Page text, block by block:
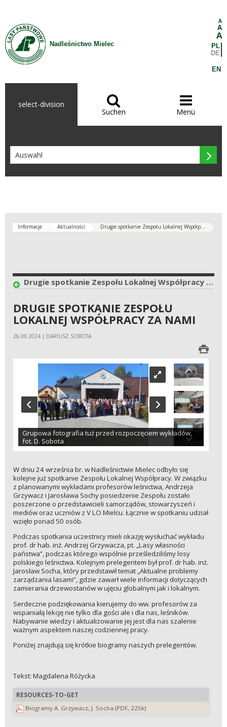
Nadleśnictwo Mielec
A
A
A
PL
DE
EN
select-division 
Suchen

Menü

Informacje Aktualności Drugie spotkanie Zespołu Lokalnej Współp...
Drugie spotkanie Zespołu Lokalnej Współpracy za nami
DRUGIE SPOTKANIE ZESPOŁU
LOKALNEJ WSPÓŁPRACY ZA NAMI
26.09.2024 | DARIUSZ SOBOTA
Grupowa fotografia tuż przed rozpoczęciem wykładów,
fot. D. Sobota
W dniu 24 września br. w Nadleśnictwie Mielec odbyło się
kolejne już spotkanie Zespołu Lokalnej Współpracy. W związku
z planowanymi wykładami profesorów leśnictwa, Andrzeja
Grzywacz i Jarosława Sochy posiedzenie Zespołu zostało
poszerzone o przedstawicieli samorządów, stowarzyszeń i
mediów oraz uczniów z V LO Mielcu. Łącznie w spotkaniu udział
wzięło ponad 50 osób.
Podczas spotkania uczestnicy mieli okazję wysłuchać wykładu
prof. dr hab. inż. Andrzej Grzywacza, pt. „Lasy własności
państwa”, podczas którego wspólnie prześledziliśmy losy
polskiego leśnictwa. Kolejnym prelegentem był prof. dr hab. inż.
Jarosław Socha, który przedstawił temat „Aktualne problemy
zarządzania lasami”, gdzie zawarł wiele informacji dotyczących
zamierania drzewostanów w ujęciu globalnym jak i lokalnym.
Serdeczne podziękowania kierujemy do ww. profesorów za
wspaniałą lekcję nie tylko dla gości ale i dla nas, leśników.
Nabywanie wiedzy i aktualizowanie jej jest dla nas szalenie
ważnym aspektem naszej codziennej pracy.
Poniżej znajdują się krótkie biogramy naszych prelegentów.
Tekst: Magdalena Różycka
RESOURCES-TO-GET
Biogramy A. Grzywacz, J. Socha (PDF, 225k)